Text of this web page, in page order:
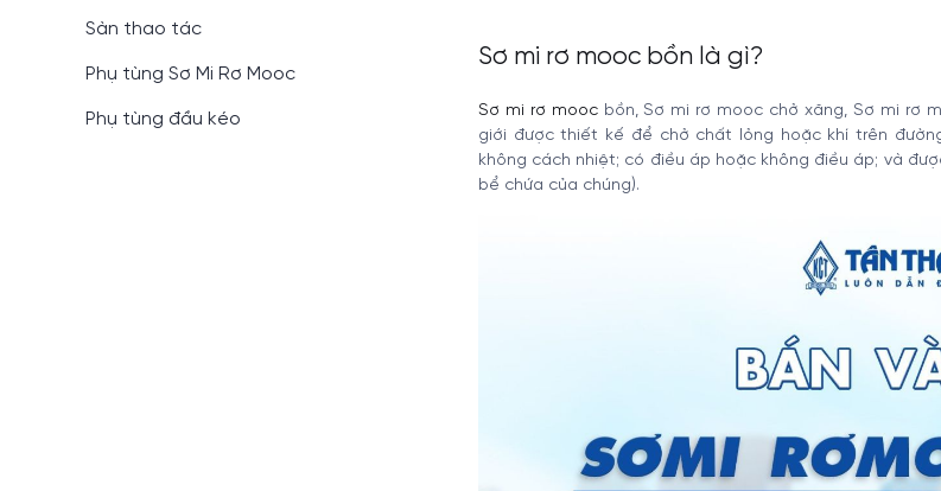
Sàn thao tác
Phụ tùng Sơ Mi Rơ Mooc
Phụ tùng đầu kéo
Sơ mi rơ mooc bồn là gì?
Sơ mi rơ moocbồn, Sơ mi rơ mooc chở xăng, Sơ mi rơ
giới được thiết kế để chở chất lỏng hoặc khí trên
không cách nhiệt; có điều áp hoặc không điều áp; và
bể chứa của chúng).